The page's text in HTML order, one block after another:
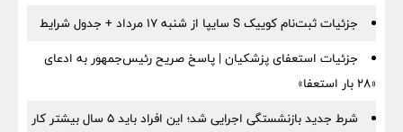
جزئیات ثبت‌نام کوییک S سایپا از شنبه ۱۷ مرداد + جدول شرایط
جزئیات استعفای پزشکیان | پاسخ صریح رئیس‌جمهور به ادعای
«۲۸ بار استعفا»
شرط جدید بازنشستگی اجرایی شد؛ این افراد باید ۵ سال بیشتر کار